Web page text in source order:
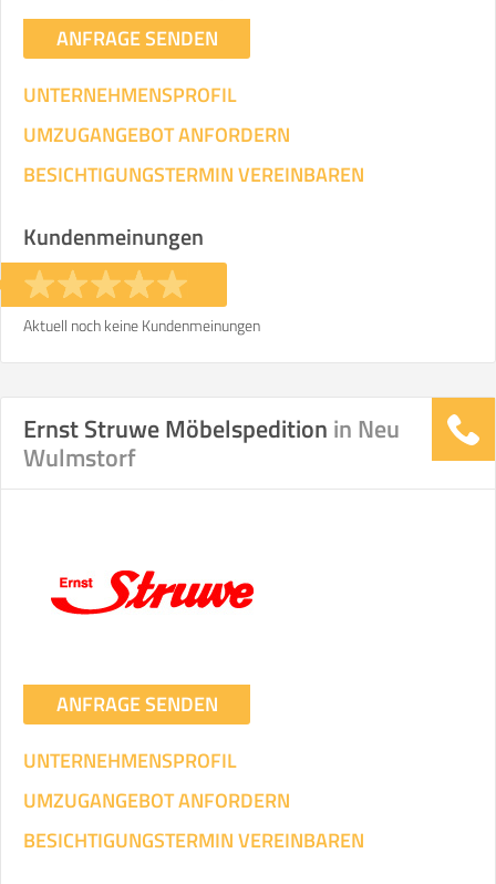
ANFRAGE SENDEN
UNTERNEHMENSPROFIL
UMZUGANGEBOT ANFORDERN
BESICHTIGUNGSTERMIN VEREINBAREN
Kundenmeinungen
Aktuell noch keine Kundenmeinungen
Ernst Struwe Möbelspedition in Neu
Wulmstorf
ANFRAGE SENDEN
UNTERNEHMENSPROFIL
UMZUGANGEBOT ANFORDERN
BESICHTIGUNGSTERMIN VEREINBAREN